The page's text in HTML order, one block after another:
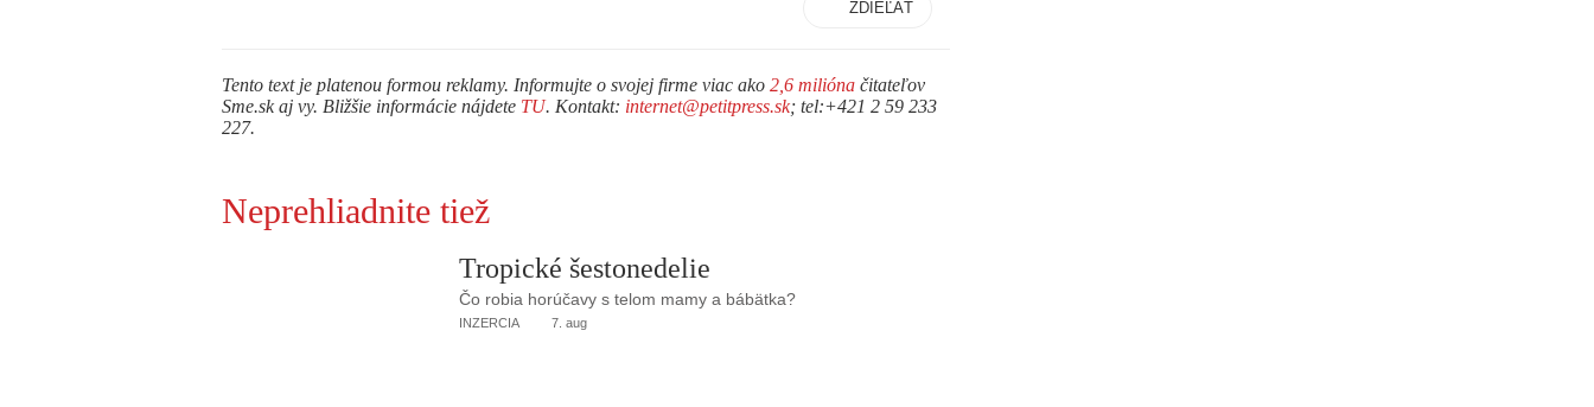
ZDIEĽAŤ
Tento text je platenou formou reklamy. Informujte o svojej firme viac ako 2,6 milióna čitateľov
Sme.sk aj vy. Bližšie informácie nájdete TU. Kontakt: internet@petitpress.sk; tel:+421 2 59 233
227.
Neprehliadnite tiež
Tropické šestonedelie
Čo robia horúčavy s telom mamy a bábätka?
INZERCIA 7. aug